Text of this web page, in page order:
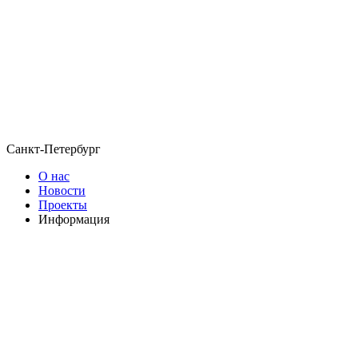
Санкт-Петербург
О нас
Новости
Проекты
Информация